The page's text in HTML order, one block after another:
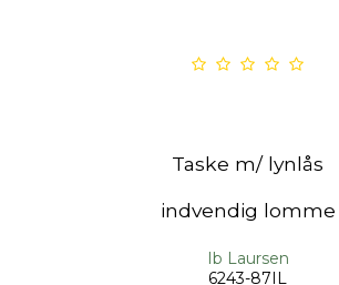
Taske m/ lynlås
indvendig lomme
Ib Laursen
6243-87IL